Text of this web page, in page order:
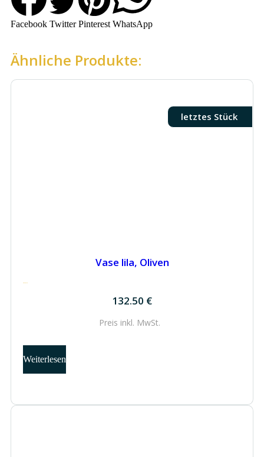
Facebook Twitter Pinterest WhatsApp
Ähnliche Produkte:
letztes Stück
Vase lila, Oliven
132.50 €
132.50 €
Preis inkl. MwSt.
Weiterlesen